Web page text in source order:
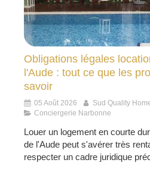
Obligations légales
l'Aude : tout ce que les
savoir
05 Août 2026
Sud Quality
Conciergerie Narbonne
Louer un logement en courte
de l'Aude peut s'avérer très
respecter un cadre juridique